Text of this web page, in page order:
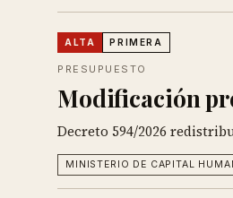
ALTA PRIMERA
PRESUPUESTO
Modificación
Decreto 594/2026
MINISTERIO DE CAPITAL